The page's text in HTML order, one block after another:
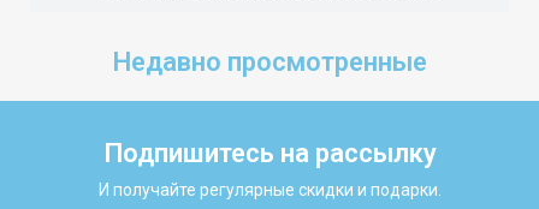
Недавно просмотренные
Подпишитесь на рассылку
И получайте регулярные скидки и подарки.